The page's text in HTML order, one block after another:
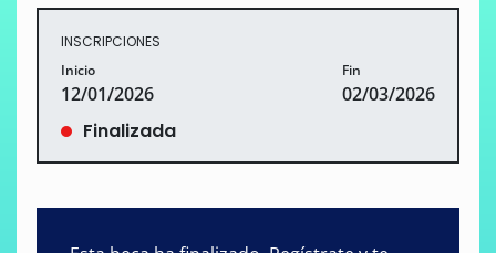
INSCRIPCIONES
Inicio
12/01/2026
Fin
02/03/2026
Finalizada